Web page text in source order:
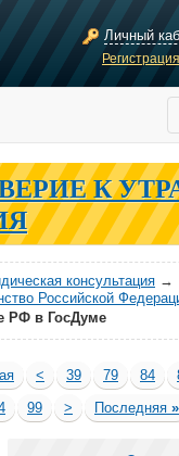
Личный
К
консультация →
Российской
РФ в ГосДуме
< 39 79 84
99 > Последняя »